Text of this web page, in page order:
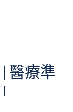
| 醫療準